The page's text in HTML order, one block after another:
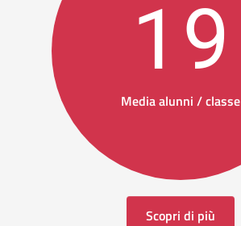
19
Media alunni / classe
Scopri di più